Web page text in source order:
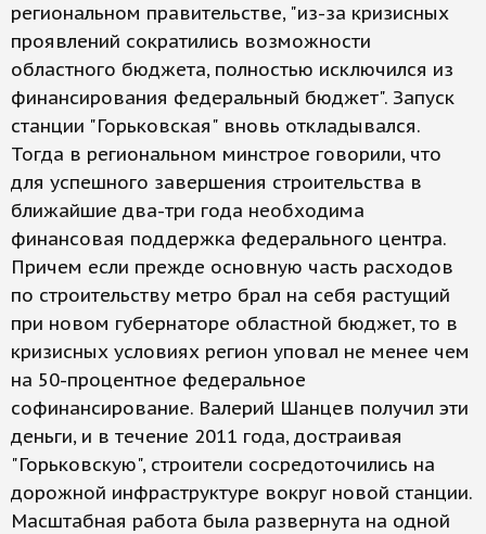
региональном правительстве, "из-за кризисных
проявлений сократились возможности
областного бюджета, полностью исключился из
финансирования федеральный бюджет". Запуск
станции "Горьковская" вновь откладывался.
Тогда в региональном минстрое говорили, что
для успешного завершения строительства в
ближайшие два-три года необходима
финансовая поддержка федерального центра.
Причем если прежде основную часть расходов
по строительству метро брал на себя растущий
при новом губернаторе областной бюджет, то в
кризисных условиях регион уповал не менее чем
на 50-процентное федеральное
софинансирование. Валерий Шанцев получил эти
деньги, и в течение 2011 года, достраивая
"Горьковскую", строители сосредоточились на
дорожной инфраструктуре вокруг новой станции.
Масштабная работа была развернута на одной